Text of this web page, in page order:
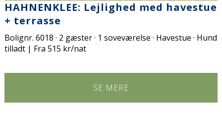
HAHNENKLEE: Lejlighed med havestue
+ terrasse
Bolignr. 6018 · 2 gæster · 1 soveværelse · Havestue · Hund
tilladt | Fra 515 kr/nat
SE MERE